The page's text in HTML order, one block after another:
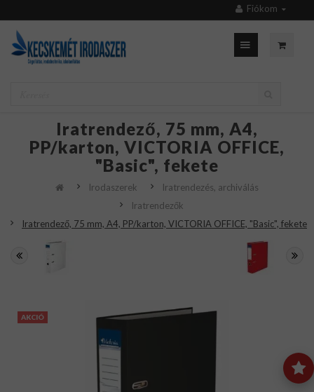
Fiókom
Iratrendező, 75 mm, A4,
PP/karton, VICTORIA OFFICE,
"Basic", fekete
Irodaszerek
Iratrendezés, archiválás
Iratrendezők
Iratrendező, 75 mm, A4, PP/karton, VICTORIA OFFICE, "Basic", fekete
AKCIÓ